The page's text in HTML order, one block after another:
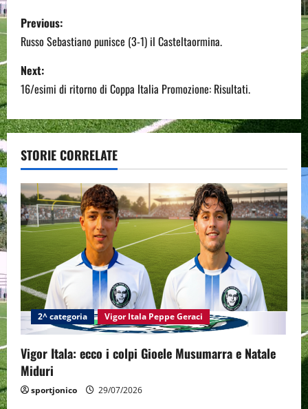
P
o
s
t
n
a
v
i
g
a
t
i
o
n
Previous:
Russo Sebastiano punisce (3-1) il Casteltaormina.
Next:
16/esimi di ritorno di Coppa Italia Promozione: Risultati.
STORIE CORRELATE
2^ categoria Vigor Itala Peppe Geraci
Vigor Itala: ecco i colpi Gioele Musumarra e Natale
Miduri
sportjonico 29/07/2026